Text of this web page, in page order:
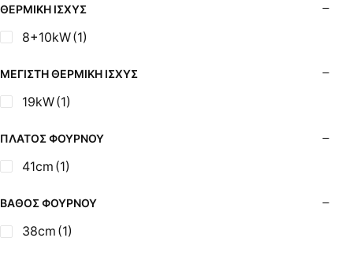
ΘΕΡΜΙΚΉ ΙΣΧΎΣ
8+10kW(1)
ΜΈΓΙΣΤΗ ΘΕΡΜΙΚΉ ΙΣΧΎΣ
19kW(1)
ΠΛΆΤΟΣ ΦΟΎΡΝΟΥ
41cm (1)
ΒΆΘΟΣ ΦΟΎΡΝΟΥ
38cm (1)